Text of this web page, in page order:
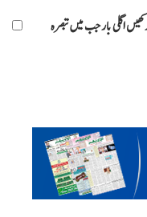
اگلی بار جب میں تبصرہ